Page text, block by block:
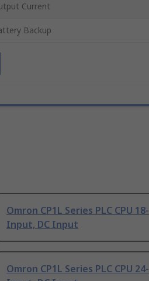
Current
Backup
Omron CP1L Series PLC CPU 18-
Input, DC Input
Omron CP1L Series PLC CPU 24-